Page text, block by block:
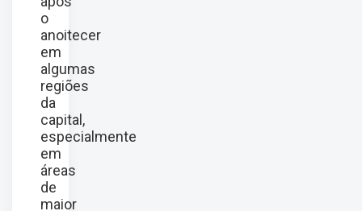
o
anoitecer
em
algumas
regiões
da
capital,
especialmente
em
áreas
de
maior